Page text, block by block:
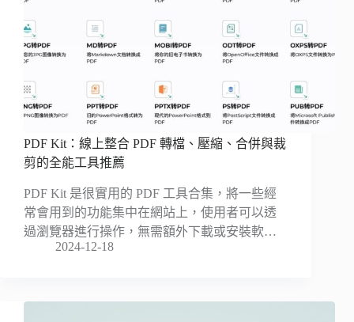
PDF Kit：線上整合 PDF 轉檔、壓縮、合併與裁
剪的全能工具推薦
PDF Kit 是很實用的 PDF 工具合集，將一些經
常會用到的功能集中在網站上，使用者可以透
過瀏覽器進行操作，無需額外下載或安裝軟…
2024-12-18